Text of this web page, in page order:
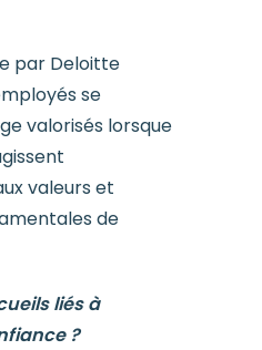
par Deloitte
se
valorisés lorsque
valeurs et
de
liés à
?